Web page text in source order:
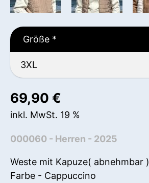
Größe *
69,90 €
inkl. MwSt. 19 %
000060 - Herren - 2025
Weste mit Kapuze( abnehmbar )
Farbe - Cappuccino